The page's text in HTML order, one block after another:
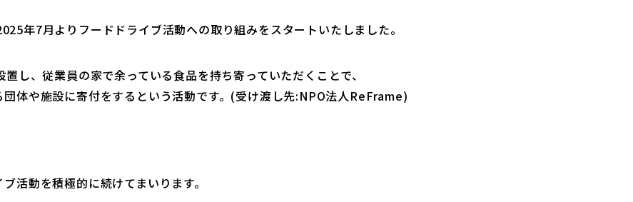
年7月よりフードドライブ活動への取り組みをスタートいたしました。
し、従業員の家で余っている食品を持ち寄っていただくことで、
体や施設に寄付をするという活動です。(受け渡し先:NPO法人ReFrame)
活動を積極的に続けてまいります。